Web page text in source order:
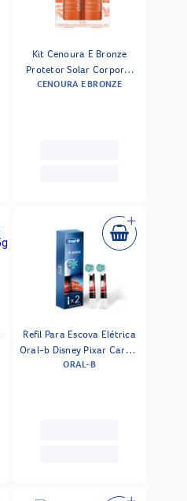
Kit Cenoura E Bronze
Protetor Solar Corporal
Aerosol Fps30 2 Unidades
CENOURA E BRONZE
Refil Para Escova Elétrica
Oral-b Disney Pixar Carros
2 Unidades
ORAL-B